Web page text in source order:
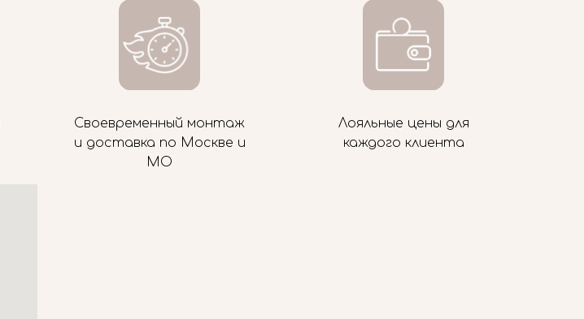
Своевременный монтаж
и доставка по Москве и
МО
Лояльные цены для
каждого клиента